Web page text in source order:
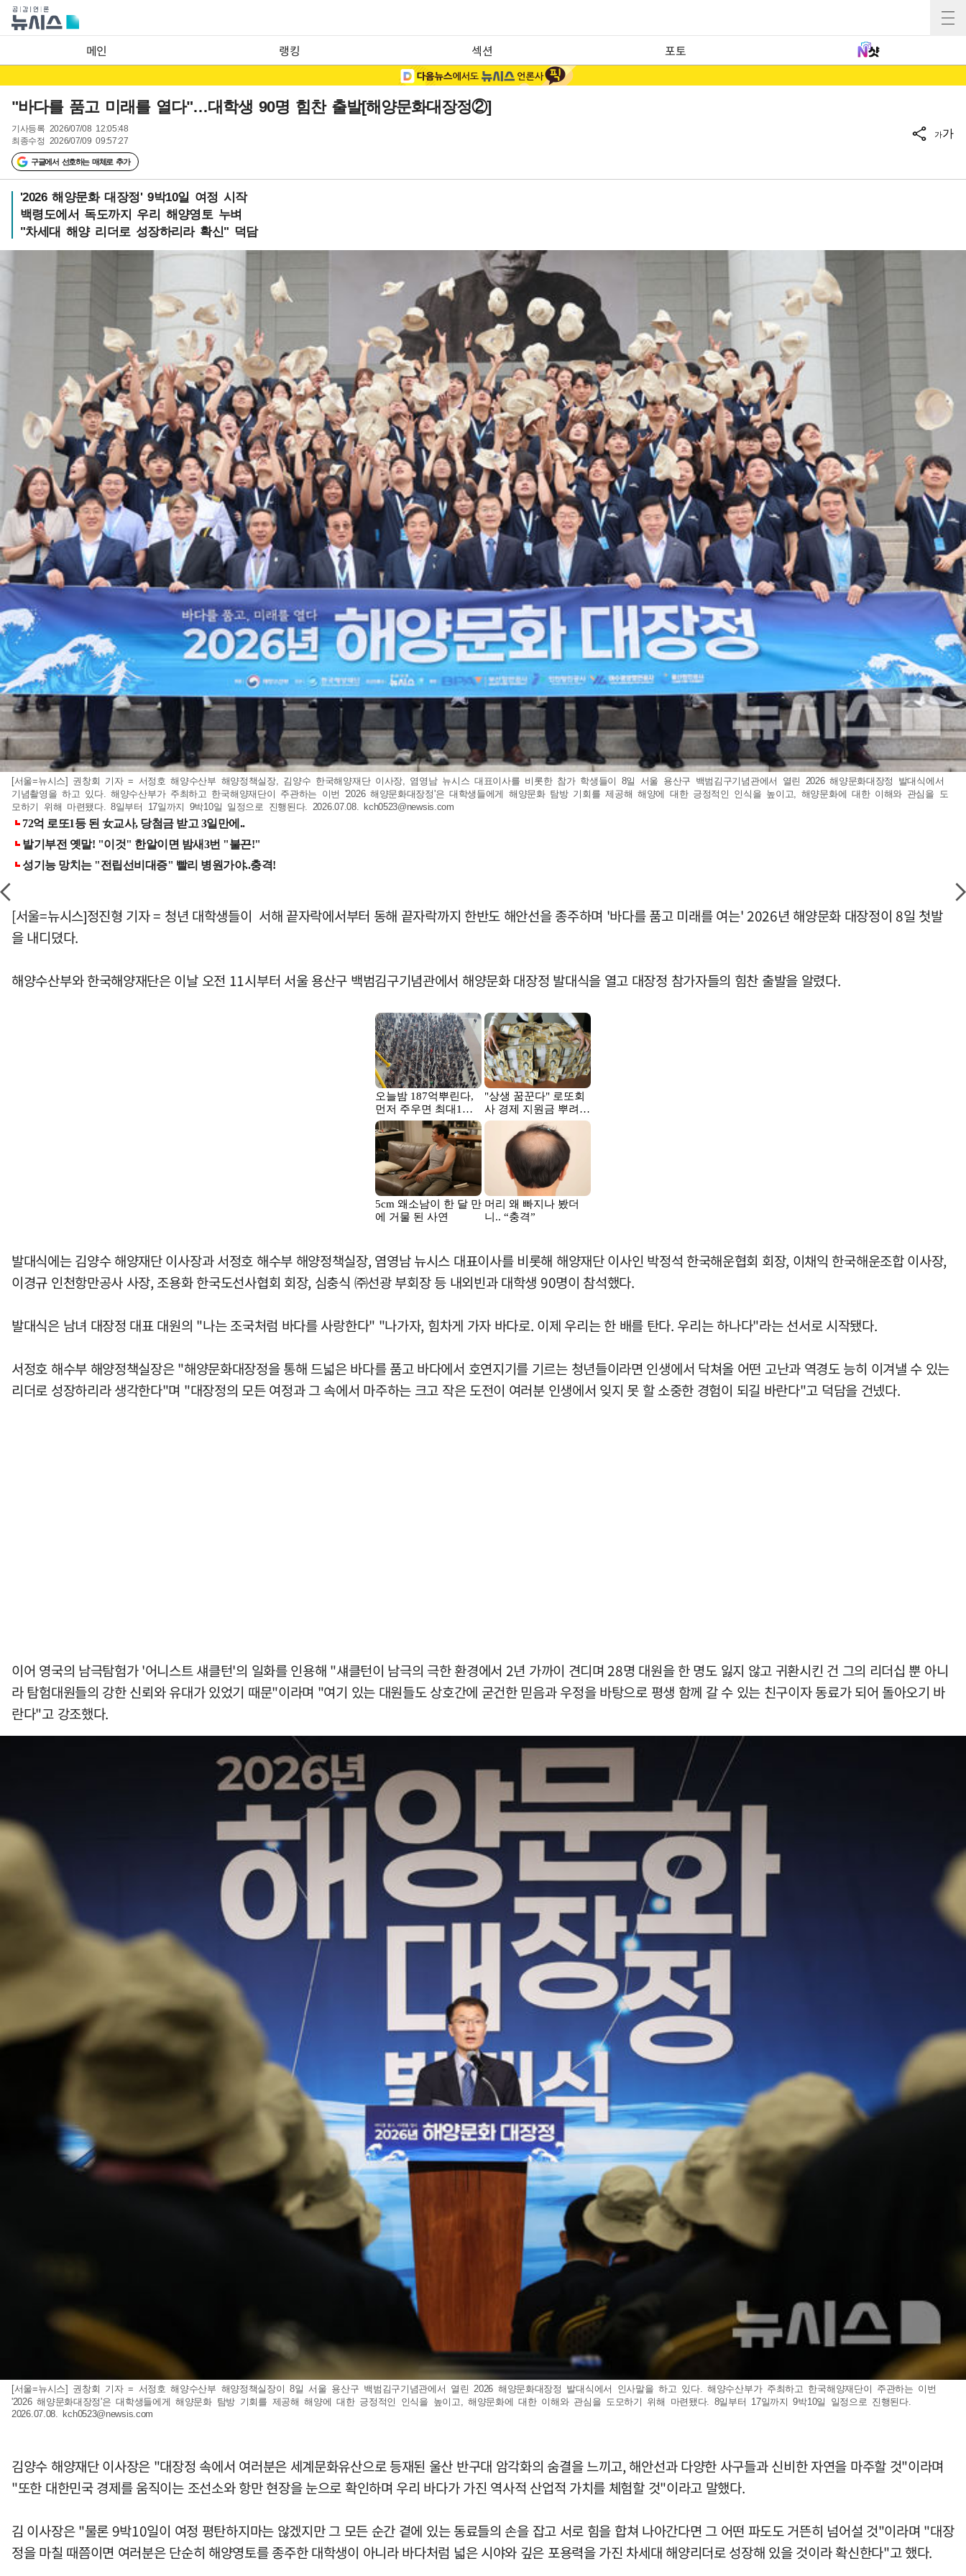
메인 랭킹 섹션 포토
"바다를 품고 미래를 열다"…대학생 90명 힘찬 출발[해양문화대장정②]
기사등록 2026/07/08 12:05:48
최종수정 2026/07/09 09:57:27
구글에서 선호하는 매체로 추가
가가
'2026 해양문화 대장정' 9박10일 여정 시작
백령도에서 독도까지 우리 해양영토 누벼
"차세대 해양 리더로 성장하리라 확신" 덕담
[서울=뉴시스] 권창회 기자 = 서정호 해양수산부 해양정책실장, 김양수 한국해양재단 이사장, 염영남 뉴시스 대표이사를 비롯한 참가 학생들이 8일 서울 용산구 백범김구기념관에서 열린 2026 해양문화대장정 발대식에서
기념촬영을 하고 있다. 해양수산부가 주최하고 한국해양재단이 주관하는 이번 '2026 해양문화대장정'은 대학생들에게 해양문화 탐방 기회를 제공해 해양에 대한 긍정적인 인식을 높이고, 해양문화에 대한 이해와 관심을 도
모하기 위해 마련됐다. 8일부터 17일까지 9박10일 일정으로 진행된다. 2026.07.08. kch0523@newsis.com
[서울=뉴시스]정진형 기자 = 청년 대학생들이 서해 끝자락에서부터 동해 끝자락까지 한반도 해안선을 종주하며 '바다를 품고 미래를 여는' 2026년 해양문화 대장정이 8일 첫발
을 내디뎠다.
해양수산부와 한국해양재단은 이날 오전 11시부터 서울 용산구 백범김구기념관에서 해양문화 대장정 발대식을 열고 대장정 참가자들의 힘찬 출발을 알렸다.
발대식에는 김양수 해양재단 이사장과 서정호 해수부 해양정책실장, 염영남 뉴시스 대표이사를 비롯해 해양재단 이사인 박정석 한국해운협회 회장, 이채익 한국해운조합 이사장,
이경규 인천항만공사 사장, 조용화 한국도선사협회 회장, 심충식 ㈜선광 부회장 등 내외빈과 대학생 90명이 참석했다.
발대식은 남녀 대장정 대표 대원의 "나는 조국처럼 바다를 사랑한다" "나가자, 힘차게 가자 바다로. 이제 우리는 한 배를 탄다. 우리는 하나다"라는 선서로 시작됐다.
서정호 해수부 해양정책실장은 "해양문화대장정을 통해 드넓은 바다를 품고 바다에서 호연지기를 기르는 청년들이라면 인생에서 닥쳐올 어떤 고난과 역경도 능히 이겨낼 수 있는
리더로 성장하리라 생각한다"며 "대장정의 모든 여정과 그 속에서 마주하는 크고 작은 도전이 여러분 인생에서 잊지 못 할 소중한 경험이 되길 바란다"고 덕담을 건넸다.
이어 영국의 남극탐험가 '어니스트 섀클턴'의 일화를 인용해 "섀클턴이 남극의 극한 환경에서 2년 가까이 견디며 28명 대원을 한 명도 잃지 않고 귀환시킨 건 그의 리더십 뿐 아니
라 탐험대원들의 강한 신뢰와 유대가 있었기 때문"이라며 "여기 있는 대원들도 상호간에 굳건한 믿음과 우정을 바탕으로 평생 함께 갈 수 있는 친구이자 동료가 되어 돌아오기 바
란다"고 강조했다.
[서울=뉴시스] 권창회 기자 = 서정호 해양수산부 해양정책실장이 8일 서울 용산구 백범김구기념관에서 열린 2026 해양문화대장정 발대식에서 인사말을 하고 있다. 해양수산부가 주최하고 한국해양재단이 주관하는 이번
'2026 해양문화대장정'은 대학생들에게 해양문화 탐방 기회를 제공해 해양에 대한 긍정적인 인식을 높이고, 해양문화에 대한 이해와 관심을 도모하기 위해 마련됐다. 8일부터 17일까지 9박10일 일정으로 진행된다.
2026.07.08. kch0523@newsis.com
김양수 해양재단 이사장은 "대장정 속에서 여러분은 세계문화유산으로 등재된 울산 반구대 암각화의 숨결을 느끼고, 해안선과 다양한 사구들과 신비한 자연을 마주할 것"이라며
"또한 대한민국 경제를 움직이는 조선소와 항만 현장을 눈으로 확인하며 우리 바다가 가진 역사적 산업적 가치를 체험할 것"이라고 말했다.
김 이사장은 "물론 9박10일이 여정 평탄하지마는 않겠지만 그 모든 순간 곁에 있는 동료들의 손을 잡고 서로 힘을 합쳐 나아간다면 그 어떤 파도도 거뜬히 넘어설 것"이라며 "대장
정을 마칠 때쯤이면 여러분은 단순히 해양영토를 종주한 대학생이 아니라 바다처럼 넓은 시야와 깊은 포용력을 가진 차세대 해양리더로 성장해 있을 것이라 확신한다"고 했다.